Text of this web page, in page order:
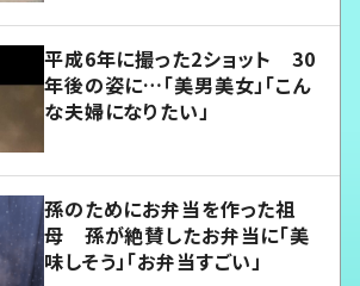
平成6年に撮った2ショット 30
年後の姿に…「美男美女」「こん
な夫婦になりたい」
孫のためにお弁当を作った祖
母 孫が絶賛したお弁当に「美
味しそう」「お弁当すごい」